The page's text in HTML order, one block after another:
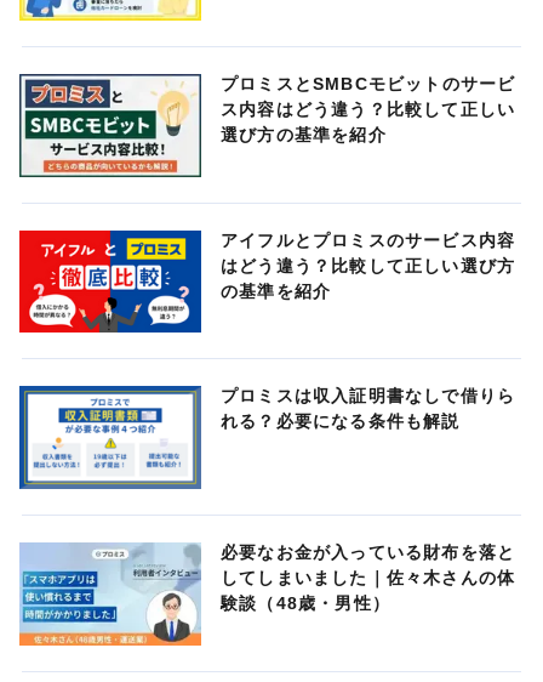
プロミスとSMBCモビットのサービ
ス内容はどう違う？比較して正しい
選び方の基準を紹介
アイフルとプロミスのサービス内容
はどう違う？比較して正しい選び方
の基準を紹介
プロミスは収入証明書なしで借りら
れる？必要になる条件も解説
必要なお金が入っている財布を落と
してしまいました｜佐々木さんの体
験談（48歳・男性）